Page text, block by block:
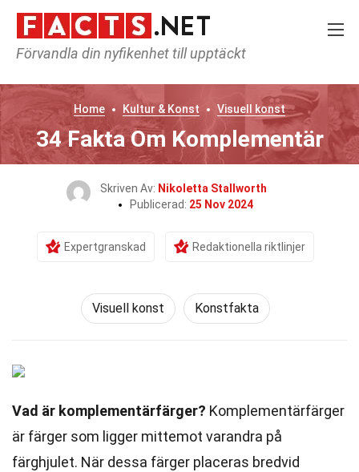
Förvandla din nyfikenhet till upptäckt
Home Kultur & Konst Visuell konst
34 Fakta Om Komplementär
Skriven Av: Nikoletta Stallworth
Publicerad: 25 Nov 2024
Expertgranskad Redaktionella riktlinjer
Visuell konst Konstfakta
Vad är komplementärfärger? Komplementärfärger
är färger som ligger mittemot varandra på
färghjulet. När dessa färger placeras bredvid